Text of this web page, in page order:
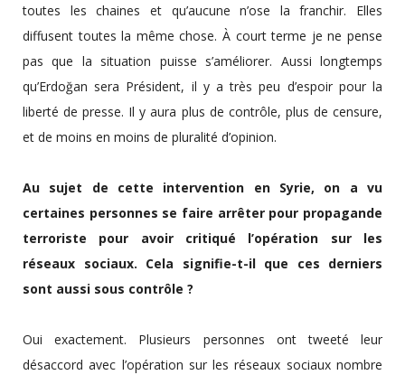
toutes les chaines et qu’aucune n’ose la franchir. Elles
diffusent toutes la même chose. À court terme je ne pense
pas que la situation puisse s’améliorer. Aussi longtemps
qu’Erdoğan sera Président, il y a très peu d’espoir pour la
liberté de presse. Il y aura plus de contrôle, plus de censure,
et de moins en moins de pluralité d’opinion.
Au sujet de cette intervention en Syrie, on a vu
certaines personnes se faire arrêter pour propagande
terroriste pour avoir critiqué l’opération sur les
réseaux sociaux. Cela signifie-t-il que ces derniers
sont aussi sous contrôle ?
Oui exactement. Plusieurs personnes ont tweeté leur
désaccord avec l’opération sur les réseaux sociaux nombre